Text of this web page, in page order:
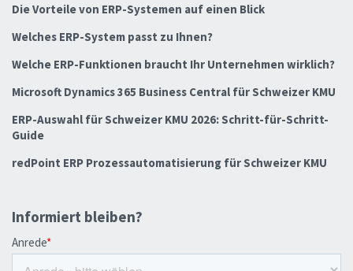
Die Vorteile von ERP-Systemen auf einen Blick
Welches ERP-System passt zu Ihnen?
Welche ERP-Funktionen braucht Ihr Unternehmen wirklich?
Microsoft Dynamics 365 Business Central für Schweizer KMU
ERP-Auswahl für Schweizer KMU 2026: Schritt-für-Schritt-
Guide
redPoint ERP Prozessautomatisierung für Schweizer KMU
Informiert bleiben?